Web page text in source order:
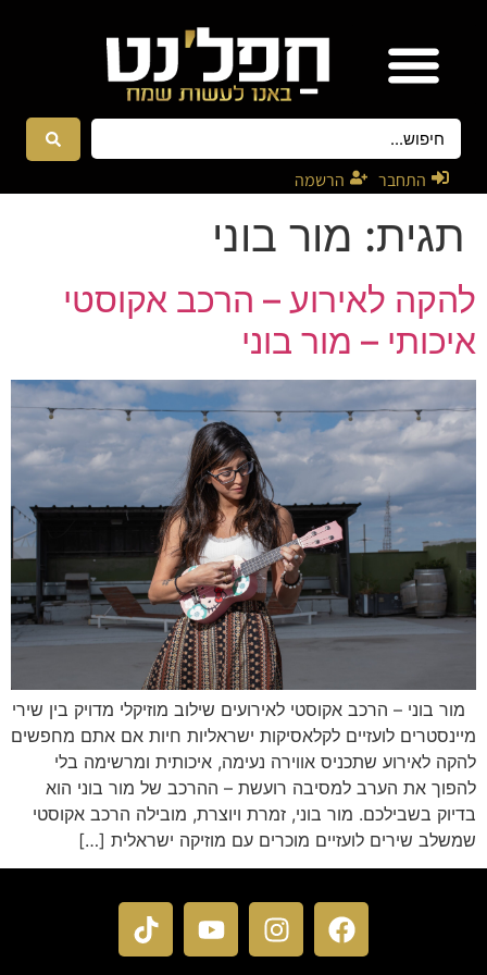
התחבר הרשמה
תגית: מור בוני
להקה לאירוע – הרכב אקוסטי
איכותי – מור בוני
מור בוני – הרכב אקוסטי לאירועים שילוב מוזיקלי מדויק בין שירי
מיינסטרים לועזיים לקלאסיקות ישראליות חיות אם אתם מחפשים
להקה לאירוע שתכניס אווירה נעימה, איכותית ומרשימה בלי
להפוך את הערב למסיבה רועשת – ההרכב של מור בוני הוא
בדיוק בשבילכם. מור בוני, זמרת ויוצרת, מובילה הרכב אקוסטי
שמשלב שירים לועזיים מוכרים עם מוזיקה ישראלית […]